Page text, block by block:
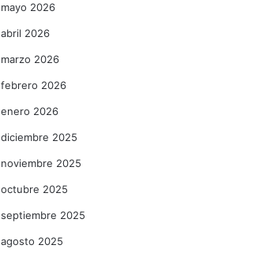
mayo 2026
abril 2026
marzo 2026
febrero 2026
enero 2026
diciembre 2025
noviembre 2025
octubre 2025
septiembre 2025
agosto 2025